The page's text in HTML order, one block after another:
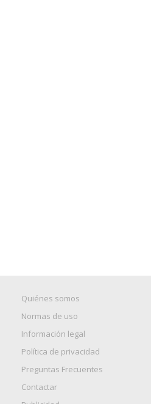
Quiénes somos
Normas de uso
Información legal
Política de privacidad
Preguntas Frecuentes
Contactar